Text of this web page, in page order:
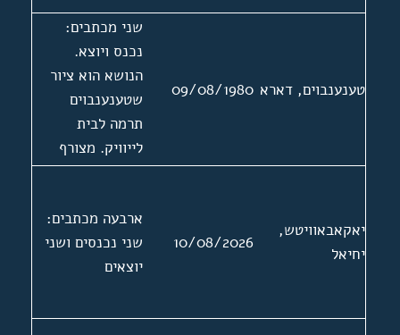
תמונה, צילום של
כריכה ותוכן
העניינים של
ספרו, ביבליוגרפיה
וכרטיס חבר
באגודת עיתונאים.
טענענבוים, דארא 09/08/1980
שני מכתבים:
נכנס ויוצא.
הנושא הוא ציור
שטענענבוים
תרמה לבית
לייוויק. מצורף
מכתב מהנהלת
אל גדליה
טענענבוים ללא
תאריך.
יאקאבאוויטש,
יחיאל
10/08/2026
ארבעה מכתבים:
שני נכנסים ושני
יוצאים